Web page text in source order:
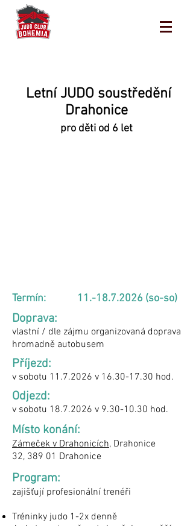
Letní JUDO soustředění
Drahonice
pro děti od 6 let
Termín: 11.-18.7.2026 (so-so)
Doprava:
vlastní / dle zájmu organizovaná doprava
hromadně autobusem
Příjezd:
v sobotu 11.7.2026 v 16.30-17.30 hod.
Odjezd:
v sobotu 18.7.2026 v 9.30-10.30 hod.
Místo konání:
Zámeček v Drahonicích, Drahonice
32, 389 01 Drahonice
Program:
zajišťují profesionální trenéři
Tréninky judo 1-2x denně